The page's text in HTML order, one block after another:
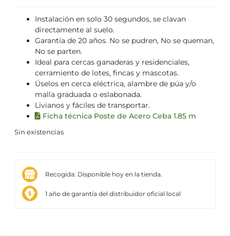
Instalación en solo 30 segundos, se clavan
directamente al suelo.
Garantía de 20 años. No se pudren, No se queman,
No se parten.
Ideal para cercas ganaderas y residenciales,
cerramiento de lotes, fincas y mascotas.
Úselos en cerca eléctrica, alambre de púa y/o
malla graduada o eslabonada.
Livianos y fáciles de transportar.
Ficha técnica Poste de Acero Ceba 1.85 m
Sin existencias
Recogida: Disponible hoy en la tienda.
1 año de garantía del distribuidor oficial local